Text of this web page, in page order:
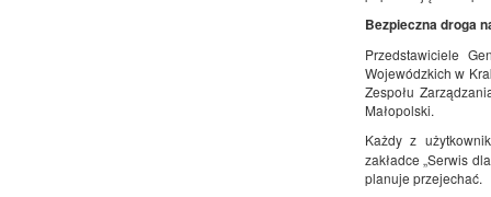
Bezpieczna droga
Przedstawiciele
Wojewódzkich w
Zespołu
Małopolski.
Każdy z
zakładce „Serwis
planuje przejechać.